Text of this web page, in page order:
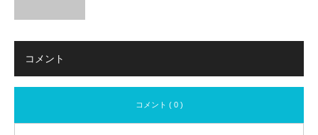
コメント
コメント ( 0 )